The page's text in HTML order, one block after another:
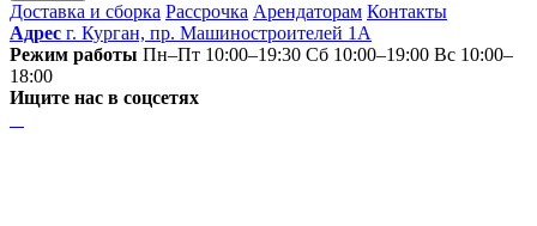
Доставка и сборка Рассрочка Арендаторам Контакты
Адрес г. Курган, пр. Машиностроителей 1А
Режим работы Пн–Пт 10:00–19:30 Сб 10:00–19:00 Вс 10:00–
18:00
Ищите нас в соцсетях